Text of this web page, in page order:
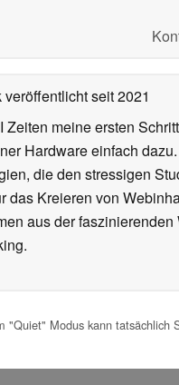
veröffentlichtseit 2021
meine ersten
Hardware einfach
die den stressigen
Kreieren von
aus der faszinierenden
"Quiet" Modus kann tatsächlich